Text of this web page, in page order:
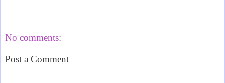
No comments:
Post a Comment